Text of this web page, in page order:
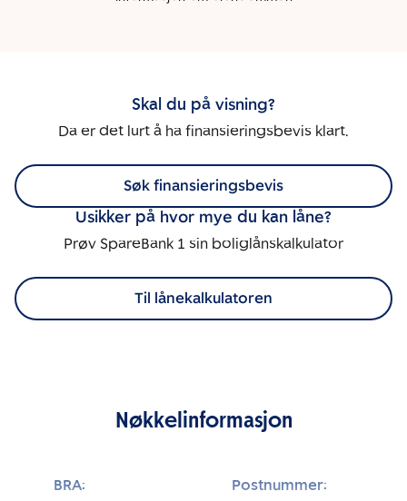
Skal du på visning?
Da er det lurt å ha finansieringsbevis klart.
Søk finansieringsbevis
Usikker på hvor mye du kan låne?
Prøv SpareBank 1 sin boliglånskalkulator
Til lånekalkulatoren
Nøkkelinformasjon
BRA:
Postnummer: